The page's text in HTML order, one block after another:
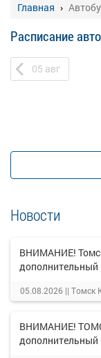
Главная
Расписание
05 авг
Новости
ВНИМАНИЕ! Томск
дополнительный
05.08.2026 || Томск
ВНИМАНИЕ!
дополнительный